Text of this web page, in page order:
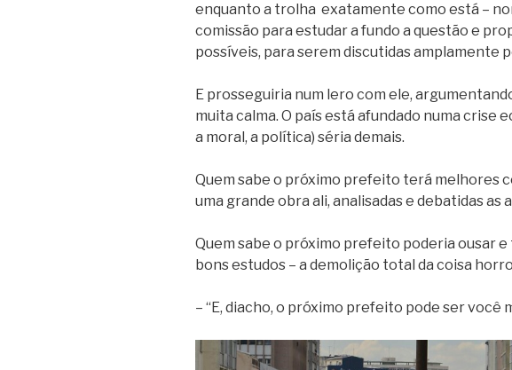
enquanto a trolha exatamente como está –
comissão para estudar a fundo a questão e
possíveis, para serem discutidas amplamente
E prosseguiria num lero com ele,
muita calma. O país está afundado numa crise
a moral, a política) séria demais.
Quem sabe o próximo prefeito terá melhores
uma grande obra ali, analisadas e debatidas as
Quem sabe o próximo prefeito poderia ousar e
bons estudos – a demolição total da coisa
– “E, diacho, o próximo prefeito pode ser você